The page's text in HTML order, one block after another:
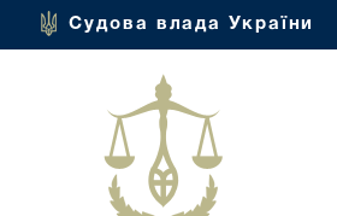
Судова влада України